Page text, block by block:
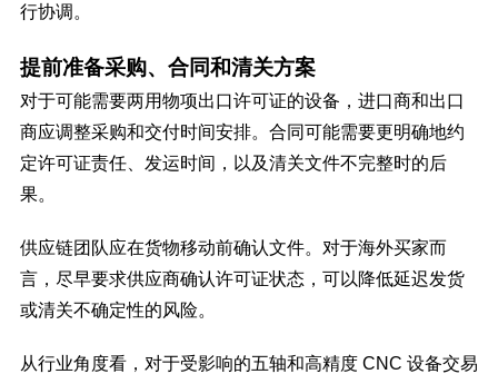
行协调。
提前准备采购、合同和清关方案
对于可能需要两用物项出口许可证的设备，进口商和出口
商应调整采购和交付时间安排。合同可能需要更明确地约
定许可证责任、发运时间，以及清关文件不完整时的后
果。
供应链团队应在货物移动前确认文件。对于海外买家而
言，尽早要求供应商确认许可证状态，可以降低延迟发货
或清关不确定性的风险。
从行业角度看，对于受影响的五轴和高精度 CNC 设备交易